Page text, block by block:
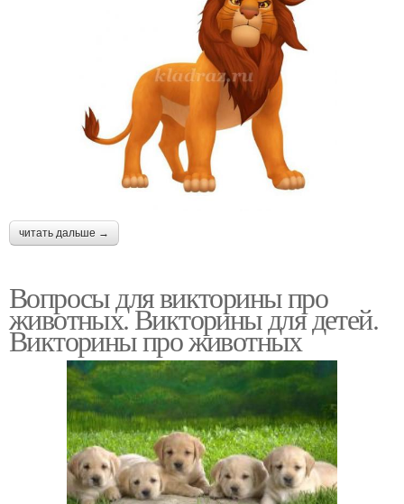
читать дальше →
Вопросы для викторины про
животных. Викторины для детей.
Викторины про животных